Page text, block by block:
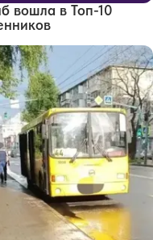
вошла в Топ-10